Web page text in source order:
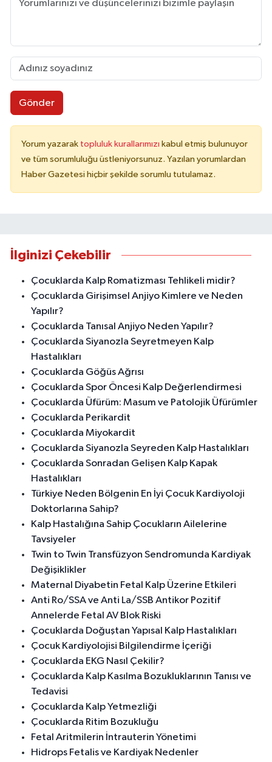
Gönder
Yorum yazarak topluluk kurallarımızı kabul etmiş bulunuyor
ve tüm sorumluluğu üstleniyorsunuz. Yazılan yorumlardan
Haber Gazetesi hiçbir şekilde sorumlu tutulamaz.
İlginizi Çekebilir
Çocuklarda Kalp Romatizması Tehlikeli midir?
Çocuklarda Girişimsel Anjiyo Kimlere ve Neden
Yapılır?
Çocuklarda Tanısal Anjiyo Neden Yapılır?
Çocuklarda Siyanozla Seyretmeyen Kalp
Hastalıkları
Çocuklarda Göğüs Ağrısı
Çocuklarda Spor Öncesi Kalp Değerlendirmesi
Çocuklarda Üfürüm: Masum ve Patolojik Üfürümler
Çocuklarda Perikardit
Çocuklarda Miyokardit
Çocuklarda Siyanozla Seyreden Kalp Hastalıkları
Çocuklarda Sonradan Gelişen Kalp Kapak
Hastalıkları
Türkiye Neden Bölgenin En İyi Çocuk Kardiyoloji
Doktorlarına Sahip?
Kalp Hastalığına Sahip Çocukların Ailelerine
Tavsiyeler
Twin to Twin Transfüzyon Sendromunda Kardiyak
Değişiklikler
Maternal Diyabetin Fetal Kalp Üzerine Etkileri
Anti Ro/SSA ve Anti La/SSB Antikor Pozitif
Annelerde Fetal AV Blok Riski
Çocuklarda Doğuştan Yapısal Kalp Hastalıkları
Çocuk Kardiyolojisi Bilgilendirme İçeriği
Çocuklarda EKG Nasıl Çekilir?
Çocuklarda Kalp Kasılma Bozukluklarının Tanısı ve
Tedavisi
Çocuklarda Kalp Yetmezliği
Çocuklarda Ritim Bozukluğu
Fetal Aritmilerin İntrauterin Yönetimi
Hidrops Fetalis ve Kardiyak Nedenler